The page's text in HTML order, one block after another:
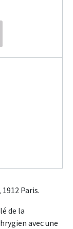
Paris.
de la
avec une